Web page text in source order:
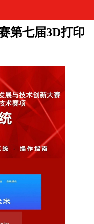
第七届3D打印